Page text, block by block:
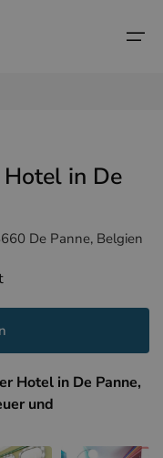
in De
De Panne, Belgien
Hotel in De Panne,
und